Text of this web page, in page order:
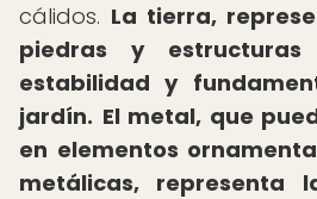
cálidos. La tierra,
piedras y estructuras
estabilidad y
jardín. El metal, que
en elementos
metálicas, representa